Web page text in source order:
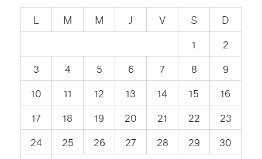
L M M J V S
D
1
2
3
4 5 6 7 8
9
10
11 12 13 14 15
16
17
18 19 20 21 22
23
24
25 26 27 28 29
30